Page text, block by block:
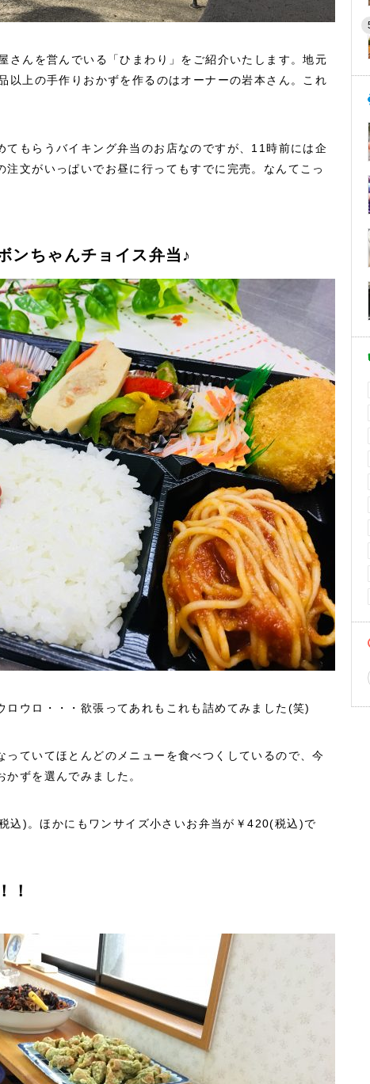
さんを営んでいる「ひまわり」をご紹介いたします。地元
以上の手作りおかずを作るのはオーナーの岩本さん。これ
てもらうバイキング弁当のお店なのですが、11時前には企
文がいっぱいでお昼に行ってもすでに完売。なんてこっ
ンちゃんチョイス弁当♪
ロウロ・・・欲張ってあれもこれも詰めてみました(笑)
っていてほとんどのメニューを食べつくしているので、今
ずを選んでみました。
込)。ほかにもワンサイズ小さいお弁当が￥420(税込)で
！